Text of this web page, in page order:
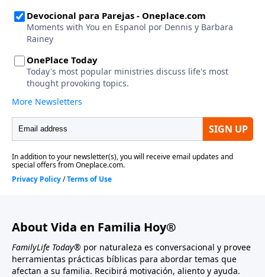
About Vida en Familia Hoy®
FamilyLife Today® por naturaleza es conversacional y provee
herramientas prácticas bíblicas para abordar temas que
afectan a su familia. Recibirá motivación, aliento y ayuda.